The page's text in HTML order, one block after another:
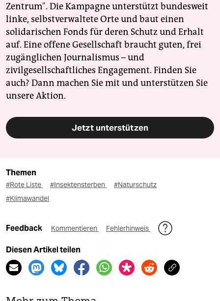
Zentrum". Die Kampagne unterstützt bundesweit
linke, selbstverwaltete Orte und baut einen
solidarischen Fonds für deren Schutz und Erhalt
auf. Eine offene Gesellschaft braucht guten, frei
zugänglichen Journalismus – und
zivilgesellschaftliches Engagement. Finden Sie
auch? Dann machen Sie mit und unterstützen Sie
unsere Aktion.
Jetzt unterstützen
Themen
#Rote Liste #Insektensterben
#Naturschutz
#Klimawandel
Feedback Kommentieren Fehlerhinweis
Diesen Artikel teilen